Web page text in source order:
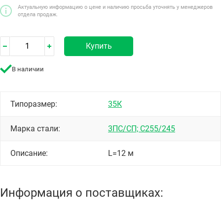
Актуальную информацию о цене и наличию просьба уточнять у менеджеров
отдела продаж.
Купить
В наличии
Типоразмер: 35К
Марка стали: 3ПС/СП; С255/245
Описание: L=12 м
Информация о поставщиках: